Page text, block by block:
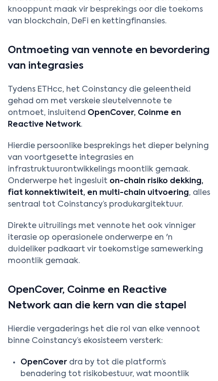
knooppunt maak vir besprekings oor die toekoms
van blockchain, DeFi en kettingfinansies.
Ontmoeting van vennote en bevordering
van integrasies
Tydens ETHcc, het Coinstancy die geleentheid
gehad om met verskeie sleutelvennote te
ontmoet, insluitend OpenCover, Coinme en
Reactive Network.
Hierdie persoonlike besprekings het dieper belyning
van voortgesette integrasies en
infrastruktuurontwikkelings moontlik gemaak.
Onderwerpe het ingesluit on-chain risiko dekking,
fiat konnektiwiteit, en multi-chain uitvoering, alles
sentraal tot Coinstancy’s produkargitektuur.
Direkte uitruilings met vennote het ook vinniger
iterasie op operasionele onderwerpe en 'n
duideliker padkaart vir toekomstige samewerking
moontlik gemaak.
OpenCover, Coinme en Reactive
Network aan die kern van die stapel
Hierdie vergaderings het die rol van elke vennoot
binne Coinstancy’s ekosisteem versterk:
OpenCover dra by tot die platform’s
benadering tot risikobestuur, wat moontlik